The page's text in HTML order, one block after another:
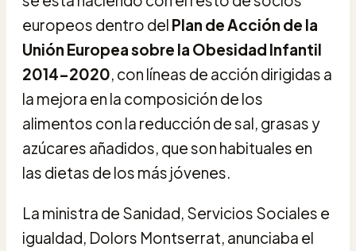
europeos dentro del Plan de Acción de la
Unión Europea sobre la Obesidad Infantil
2014-2020, con líneas de acción dirigidas a
la mejora en la composición de los
alimentos con la reducción de sal, grasas y
azúcares añadidos, que son habituales en
las dietas de los más jóvenes.
La ministra de Sanidad, Servicios Sociales e
igualdad, Dolors Montserrat, anunciaba el